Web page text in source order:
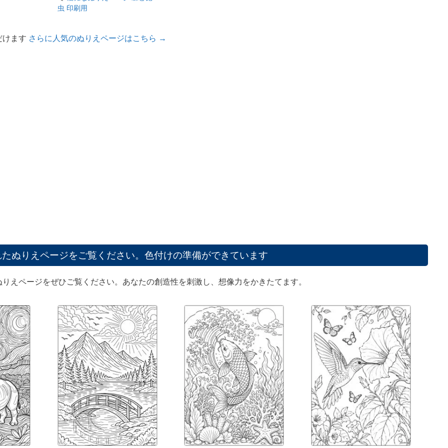
虫 印刷用
けます さらに人気のぬりえページはこちら →
ぬりえページをご覧ください。色付けの準備ができています
えページをぜひご覧ください。あなたの創造性を刺激し、想像力をかきたてます。